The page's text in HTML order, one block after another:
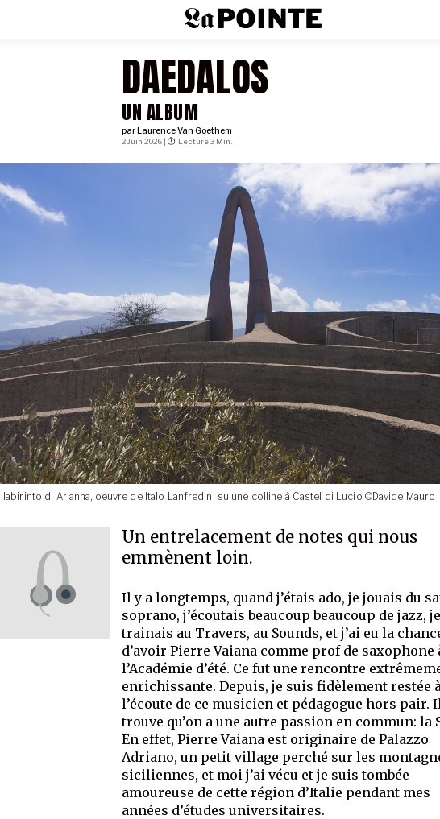
Il labirinto di Arianna, oeuvre de Italo Lanfredini su une colline à Castel di Lucio ©Davide Mauro
DAEDALOS
UN ALBUM
par Laurence Van Goethem
Un entrelacement de notes qui nous
emmènent loin.
2 Juin 2026 | Lecture 3 Min.
Il y a longtemps, quand j’étais ado, je jouais du
soprano, j’écoutais beaucoup beaucoup de jazz, je
trainais au Travers, au Sounds, et j’ai eu la
d’avoir Pierre Vaiana comme prof de saxophone
l’Académie d’été. Ce fut une rencontre
enrichissante. Depuis, je suis fidèlement restée à
l’écoute de ce musicien et pédagogue hors pair.
trouve qu’on a une autre passion en commun: la
En effet, Pierre Vaiana est originaire de Palazzo
Adriano, un petit village perché sur les
siciliennes, et moi j’ai vécu et je suis tombée
amoureuse de cette région d’Italie pendant mes
années d’études universitaires.